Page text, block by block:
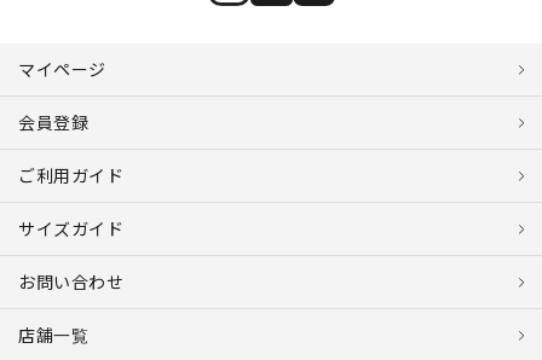
マイページ
会員登録
ご利用ガイド
サイズガイド
お問い合わせ
店舗一覧